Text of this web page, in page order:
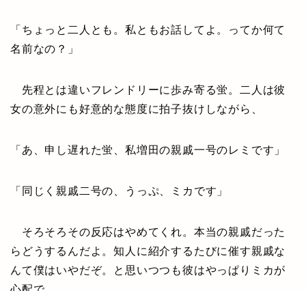
「ちょっと二人とも。私ともお話してよ。ってか何て
名前なの？」
先程とは違いフレンドリーに歩み寄る蛍。二人は彼
女の意外にも好意的な態度に拍子抜けしながら、
「あ、申し遅れた蛍、私増田の親戚一号のレミです」
「同じく親戚二号の、うっぷ、ミカです」
そろそろその反応はやめてくれ。本当の親戚だった
らどうするんだよ。知人に紹介するたびに催す親戚な
んて僕はいやだぞ。と思いつつも彼はやっぱりミカが